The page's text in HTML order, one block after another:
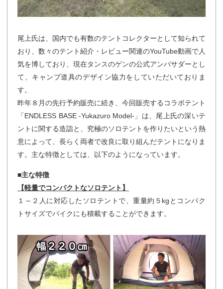
尾上氏は、国内でも有数のテントコレクターとして知られて
おり、数々のテント紹介・レビュー関連のYouTube動画で人
気を博しており、現在タンスのゲンの公式アンバサダーとし
て、キャンプ道具のデザイン協力をしていただいておりま
す。
昨年８月の先行予約販売に続き、今回販売するコラボテント
「ENDLESS BASE -Yukazuro Model-」は、尾上氏の深いテ
ントに関する造詣と、究極のソロテントを作りたいという熱
意によって、長らく両者で改良に取り組んだテントになりま
す。主な特徴としては、以下のようになっています。
■主な特徴
【軽量でコンパクトなソロテント】
１～２人に対応したソロテントで、重量約５kgとコンパク
トサイズでバイクにも積載することができます。